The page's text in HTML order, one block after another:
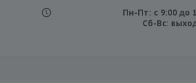
Пн-Пт: с 9:00 до
Сб-Вс: